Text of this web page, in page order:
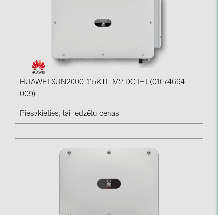
HUAWEI SUN2000-115KTL-M2 DC I+II (01074694-
009)
Piesakieties, lai redzētu cenas